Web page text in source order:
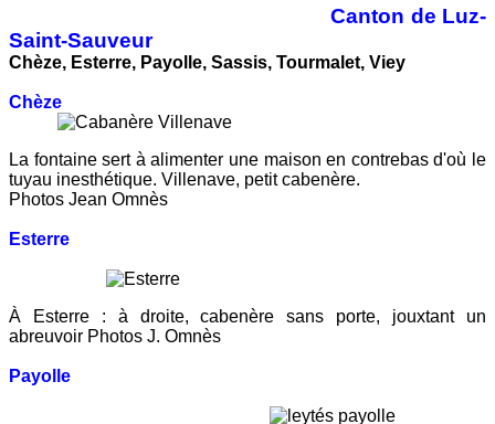
Canton de Luz-
Saint-Sauveur
Chèze, Esterre, Payolle, Sassis, Tourmalet, Viey
Chèze
La fontaine sert à alimenter une maison en contrebas d'où le
tuyau inesthétique. Villenave, petit cabenère.
Photos Jean Omnès
Esterre
À Esterre : à droite, cabenère sans porte, jouxtant un
abreuvoir Photos J. Omnès
Payolle